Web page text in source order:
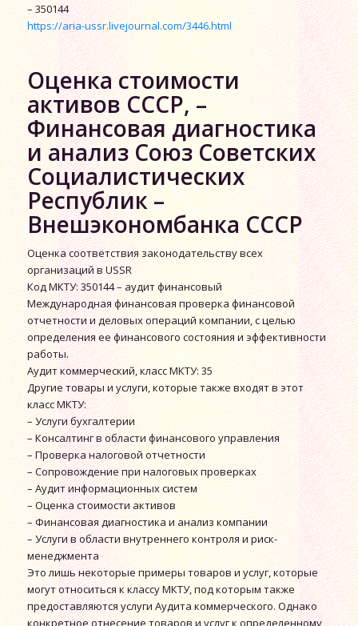
– 350144
https://aria-ussr.livejournal.com/3446.html
Оценка стоимости
активов СССР, –
Финансовая диагностика
и анализ Союз Советских
Социалистических
Республик –
Внешэкономбанка СССР
Оценка соответствия законодательству всех
организаций в USSR
Код МКТУ: 350144 – аудит финансовый
Международная финансовая проверка финансовой
отчетности и деловых операций компании, с целью
определения ее финансового состояния и эффективности
работы.
Аудит коммерческий, класс МКТУ: 35
Другие товары и услуги, которые также входят в этот
класс МКТУ:
– Услуги бухгалтерии
– Консалтинг в области финансового управления
– Проверка налоговой отчетности
– Сопровождение при налоговых проверках
– Аудит информационных систем
– Оценка стоимости активов
– Финансовая диагностика и анализ компании
– Услуги в области внутреннего контроля и риск-
менеджмента
Это лишь некоторые примеры товаров и услуг, которые
могут относиться к классу МКТУ, под которым также
предоставляются услуги Аудита коммерческого. Однако
конкретное отнесение товаров и услуг к определенному